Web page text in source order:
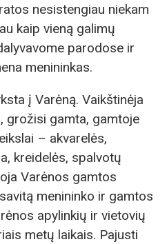
nesistengiau niekam
kaip vieną galimų
parodose ir
menininkas.
į Varėną. Vaikštinėja
grožisi gamta, gamtoje
– akvarelės,
kreidelės, spalvotų
Varėnos gamtos
menininko ir gamtos
apylinkių ir vietovių
metų laikais. Pajusti